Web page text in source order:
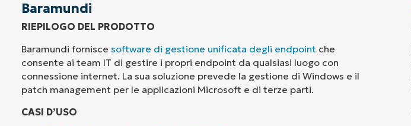
Baramundi
RIEPILOGO DEL PRODOTTO
Baramundi fornisce software di gestione unificata degli endpoint che
consente ai team IT di gestire i propri endpoint da qualsiasi luogo con
connessione internet. La sua soluzione prevede la gestione di Windows e il
patch management per le applicazioni Microsoft e di terze parti.
CASI D’USO